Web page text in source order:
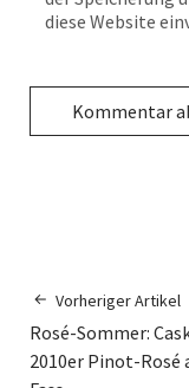
diese Website
Vorheriger Artikel
Rosé-Sommer:
2010er Pinot-Rosé